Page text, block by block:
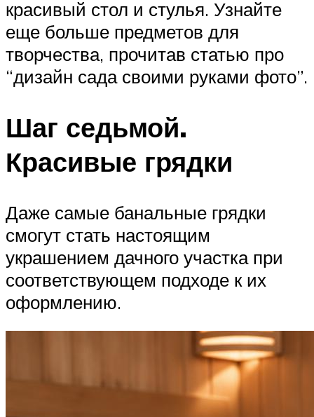
красивый стол и стулья. Узнайте
еще больше предметов для
творчества, прочитав статью про
“дизайн сада своими руками фото”.
Шаг седьмой.
Красивые грядки
Даже самые банальные грядки
смогут стать настоящим
украшением дачного участка при
соответствующем подходе к их
оформлению.